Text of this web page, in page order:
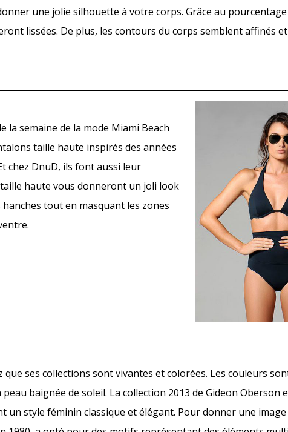
une jolie silhouette à votre corps. Grâce au pourcentage
lissées. De plus, les contours du corps semblent affinés
la semaine de la mode Miami Beach
taille haute inspirés des années
chez DnuD, ils font aussi leur
haute vous donneront un joli look
tout en masquant les zones
que ses collections sont vivantes et colorées. Les couleurs
baignée de soleil. La collection 2013 de Gideon Oberson
un style féminin classique et élégant. Pour donner une